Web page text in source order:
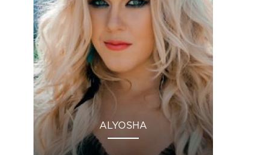
ALYOSHA